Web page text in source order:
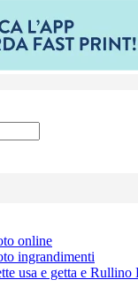
online
ingrandimenti
usa e getta e